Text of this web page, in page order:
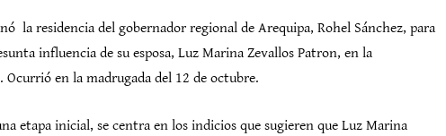
la residencia del gobernador regional de Arequipa, Rohel Sánchez, para
influencia de su esposa, Luz Marina Zevallos Patron, en la
en la madrugada del 12 de octubre.
etapa inicial, se centra en los indicios que sugieren que Luz Marina